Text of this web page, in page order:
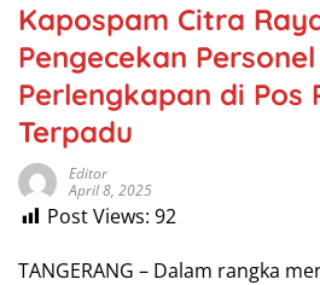
Kapospam Citra
Pengecekan
Perlengkapan di Pos
Terpadu
Editor
April 8, 2025
Post Views: 92
TANGERANG – Dalam rangka